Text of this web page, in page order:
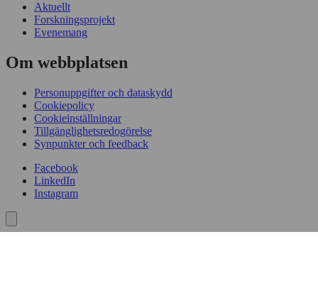
Aktuellt
Forskningsprojekt
Evenemang
Om webbplatsen
Personuppgifter och dataskydd
Cookiepolicy
Cookieinställningar
Tillgänglighetsredogörelse
Synpunkter och feedback
Facebook
LinkedIn
Instagram